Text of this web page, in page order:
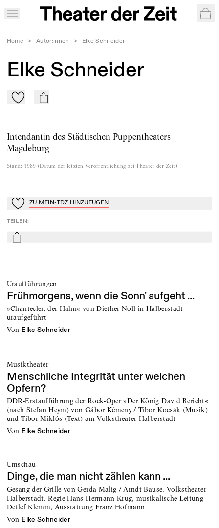
Home > Autor:innen > Elke Schneider
Elke Schneider
Zu Mein-TdZ hinzufügen
mail
Intendantin des Städtischen Puppentheaters
Magdeburg
Stand: 1989 (Datum der letzten Veröffentlichung bei Theater der Zeit )
Zu Mein-TdZ hinzufügen
ZU MEIN-TDZ HINZUFÜGEN
TEILEN:
mail
Uraufführungen
Frühmorgens, wenn die Sonn' aufgeht ...
»Chantecler, der Hahn« von Diether Noll in Halberstadt
uraufgeführt
von Elke Schneider
Musiktheater
Menschliche Integrität unter welchen
Opfern?
DDR-Erstaufführung der Rock-Oper »Der König David Bericht«
(nach Stefan Heym) von Gábor Kémeny / Tibor Kocsák (Musik)
und Tibor Miklós (Text) am Volkstheater Halberstadt
von Elke Schneider
Umschau
Dinge, die man nicht zählen kann ...
Gesang der Grille von Gerda Malig / Arndt Bause. Volkstheater
Halberstadt. Regie Hans-Hermann Krug, musikalische Leitung
Detlef Klemm, Ausstattung Franz Hofmann
von Elke Schneider